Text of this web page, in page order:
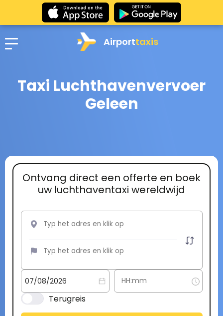
Airporttaxis
Taxi Luchthavenvervoer
Geleen
Ontvang direct een offerte en boek
uw luchthaventaxi wereldwijd
Terugreis